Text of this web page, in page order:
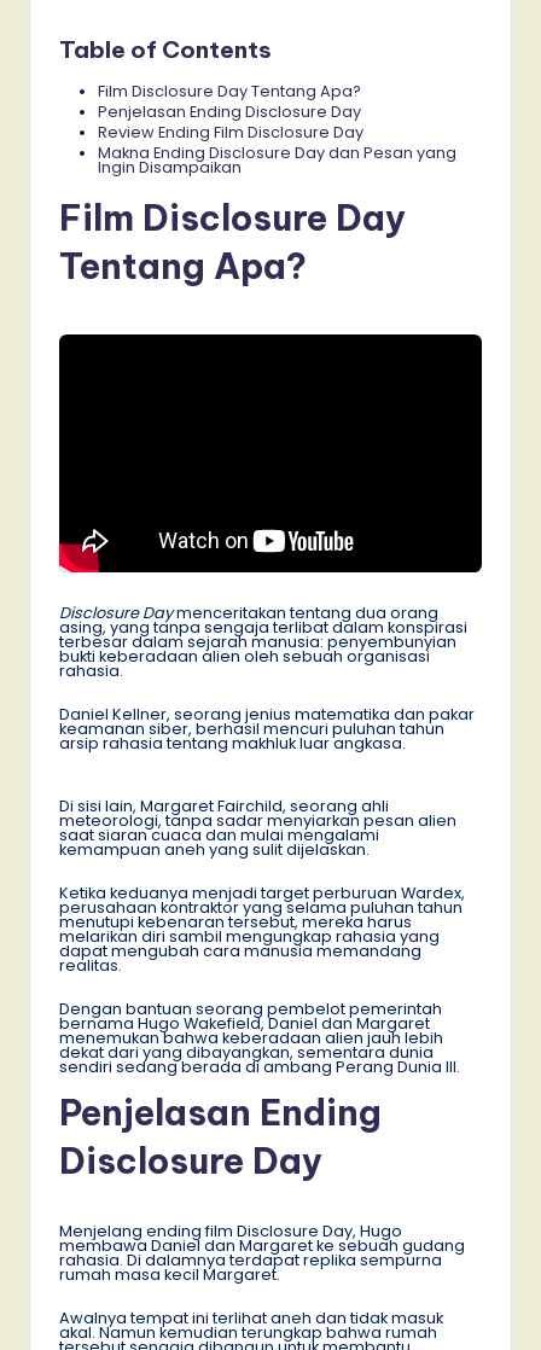
Table of Contents
Film Disclosure Day Tentang Apa?
Penjelasan Ending Disclosure Day
Review Ending Film Disclosure Day
Makna Ending Disclosure Day dan Pesan yang
Ingin Disampaikan
Film Disclosure Day
Tentang Apa?
Disclosure Daymenceritakan tentang dua orang
asing, yang tanpa sengaja terlibat dalam konspirasi
terbesar dalam sejarah manusia: penyembunyian
bukti keberadaan alien oleh sebuah organisasi
rahasia.
Daniel Kellner, seorang jenius matematika dan pakar
keamanan siber, berhasil mencuri puluhan tahun
arsip rahasia tentang makhluk luar angkasa.
Di sisi lain, Margaret Fairchild, seorang ahli
meteorologi, tanpa sadar menyiarkan pesan alien
saat siaran cuaca dan mulai mengalami
kemampuan aneh yang sulit dijelaskan.
Ketika keduanya menjadi target perburuan Wardex,
perusahaan kontraktor yang selama puluhan tahun
menutupi kebenaran tersebut, mereka harus
melarikan diri sambil mengungkap rahasia yang
dapat mengubah cara manusia memandang
realitas.
Dengan bantuan seorang pembelot pemerintah
bernama Hugo Wakefield, Daniel dan Margaret
menemukan bahwa keberadaan alien jauh lebih
dekat dari yang dibayangkan, sementara dunia
sendiri sedang berada di ambang Perang Dunia III.
Penjelasan Ending
Disclosure Day
Menjelang ending film Disclosure Day, Hugo
membawa Daniel dan Margaret ke sebuah gudang
rahasia. Di dalamnya terdapat replika sempurna
rumah masa kecil Margaret.
Awalnya tempat ini terlihat aneh dan tidak masuk
akal. Namun kemudian terungkap bahwa rumah